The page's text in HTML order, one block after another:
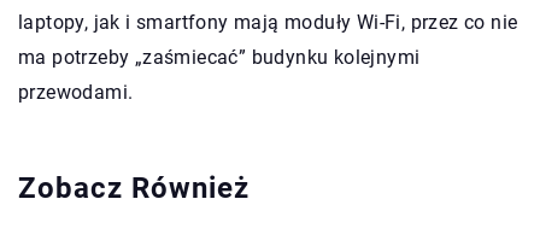
laptopy, jak i smartfony mają moduły Wi-Fi, przez co nie
ma potrzeby „zaśmiecać” budynku kolejnymi
przewodami.
Zobacz Również